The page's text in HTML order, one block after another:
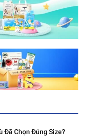
Đã Chọn Đúng Size?